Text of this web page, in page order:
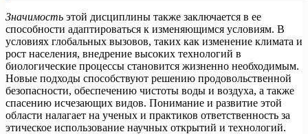
Значимость этой дисциплины также заключается в ее
способности адаптироваться к изменяющимся условиям. В
условиях глобальных вызовов, таких как изменение климата и
рост населения, внедрение высоких технологий в
биологические процессы становится жизненно необходимым.
Новые подходы способствуют решению продовольственной
безопасности, обеспечению чистоты воды и воздуха, а также
спасению исчезающих видов. Понимание и развитие этой
области налагает на ученых и практиков ответственность за
этическое использование научных открытий и технологий.